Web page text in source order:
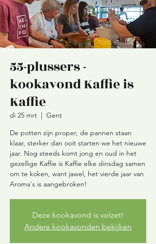
55-plussers -
kookavond Kaffie is
Kaffie
di 25 mrt
  |
Gent
De potten zijn proper, de pannen staan
klaar, sterker dan ooit starten we het nieuwe
jaar. Nog steeds komt jong en oud in het
gezellige Kaffie is Kaffie elke dinsdag samen
om te koken, want jawel, het vierde jaar van
Aroma's is aangebroken!
Deze kookavond is volzet!
Andere kookavonden bekijken